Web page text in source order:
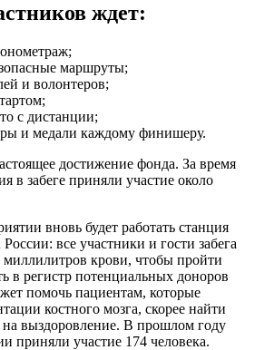
ждет:
маршруты;
и волонтеров;
с дистанции;
и медали каждому финишеру.
достижение фонда. За время
в забеге приняли участие около
вновь будет работать станция
все участники и гости забега
миллилитров крови, чтобы пройти
в регистр потенциальных доноров
помочь пациентам, которые
костного мозга, скорее найти
выздоровление. В прошлом году
приняли участие 174 человека.